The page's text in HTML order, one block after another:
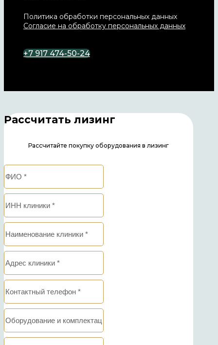
Политика обработки персональных данных
Согласие на обработку персональных данных
+7 917 474-50-24
Рассчитать лизинг
Рассчитайте покупку оборудования в лизинг